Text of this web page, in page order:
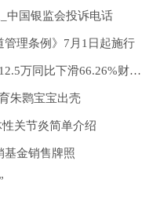
中国银监会投诉电话
理条例》7月1日起施行
全球快报:南化股份2022年净利1812.5万同比下滑66.26%财务总监李晓晨薪酬34.75万
朱鹮宝宝出壳
关节炎简单介绍
基金销售牌照